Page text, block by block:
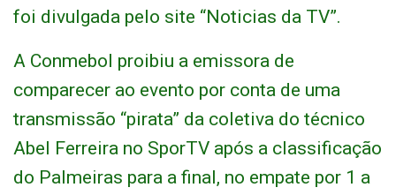
foi divulgada pelo site “Noticias da TV”.
A Conmebol proibiu a emissora de
comparecer ao evento por conta de uma
transmissão “pirata” da coletiva do técnico
Abel Ferreira no SporTV após a classificação
do Palmeiras para a final, no empate por 1 a